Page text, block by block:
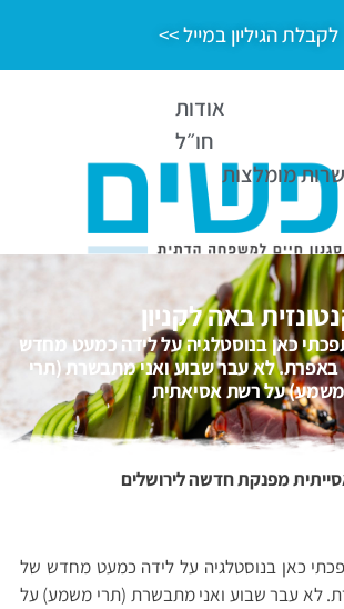
לקבלת הגיליון במייל >>
אודות
חו״ל
מומלצות
באה לקניון
כאן בנוסטלגיה על לידה כמעט מחדש
באפרת. לא עבר שבוע ואני מתבשרת (תרי
משמע) על רשת אסיאתית
מפנקת חדשה לירושלים
כאן בנוסטלגיה על לידה כמעט מחדש של
לא עבר שבוע ואני מתבשרת (תרי משמע) על